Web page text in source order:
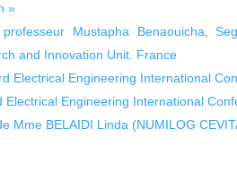
»
Mustapha Benaouicha,
and Innovation Unit. France
Electrical Engineering International
Engineering International
Mme BELAIDI Linda (NUMILOG